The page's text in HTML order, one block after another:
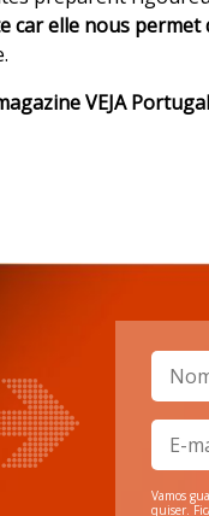
elle nous
VEJA
Vamos
quiser.